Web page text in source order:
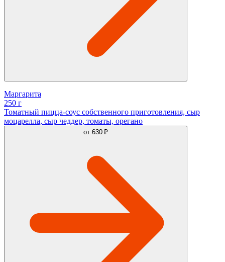
Маргарита
250 г
Томатный пицца-соус собственного приготовления, сыр
моцарелла, сыр чеддер, томаты, орегано
от 630 ₽